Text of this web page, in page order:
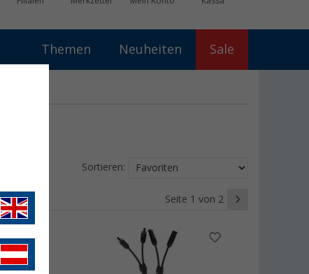
Themen Neuheiten Sale
Sortieren:
Seite 1 von 2